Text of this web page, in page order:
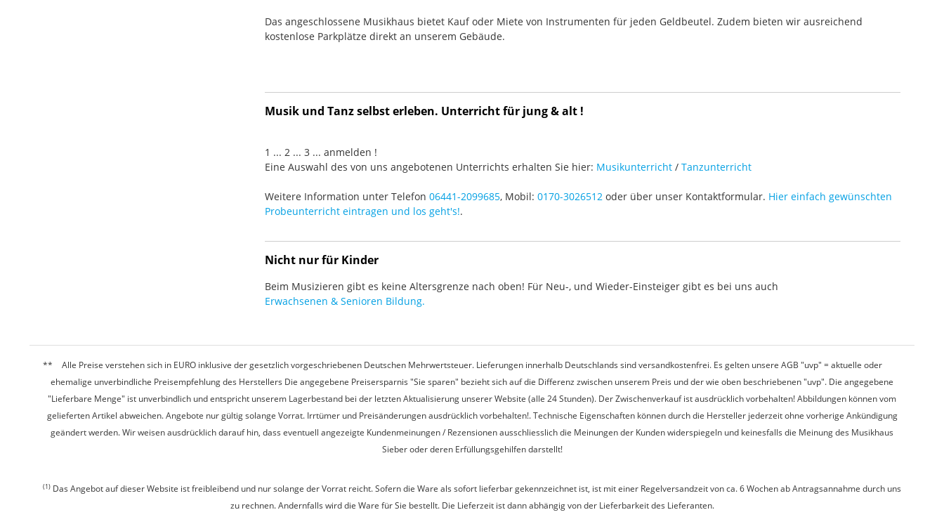
Das angeschlossene Musikhaus bietet Kauf oder Miete von Instrumenten für jeden Geldbeutel. Zudem bieten wir ausreichend
kostenlose Parkplätze direkt an unserem Gebäude.
Musik und Tanz selbst erleben. Unterricht für jung & alt !
1 ... 2 ... 3 ... anmelden !
Eine Auswahl des von uns angebotenen Unterrichts erhalten Sie hier: Musikunterricht / Tanzunterricht
Weitere Information unter Telefon 06441-2099685, Mobil: 0170-3026512 oder über unser Kontaktformular. Hier einfach gewünschten
Probeunterricht eintragen und los geht's!.
Nicht nur für Kinder
Beim Musizieren gibt es keine Altersgrenze nach oben! Für Neu-, und Wieder-Einsteiger gibt es bei uns auch
Erwachsenen & Senioren Bildung.
Alle Preise verstehen sich in EURO inklusive der gesetzlich vorgeschriebenen Deutschen Mehrwertsteuer. Lieferungen innerhalb Deutschlands sind versandkostenfrei. Es gelten unsere AGB "uvp" = aktuelle oder
ehemalige unverbindliche Preisempfehlung des Herstellers Die angegebene Preisersparnis "Sie sparen" bezieht sich auf die Differenz zwischen unserem Preis und der wie oben beschriebenen "uvp". Die angegebene
"Lieferbare Menge" ist unverbindlich und entspricht unserem Lagerbestand bei der letzten Aktualisierung unserer Website (alle 24 Stunden). Der Zwischenverkauf ist ausdrücklich vorbehalten! Abbildungen können vom
gelieferten Artikel abweichen. Angebote nur gültig solange Vorrat. Irrtümer und Preisänderungen ausdrücklich vorbehalten!. Technische Eigenschaften können durch die Hersteller jederzeit ohne vorherige Ankündigung
geändert werden. Wir weisen ausdrücklich darauf hin, dass eventuell angezeigte Kundenmeinungen / Rezensionen ausschliesslich die Meinungen der Kunden widerspiegeln und keinesfalls die Meinung des Musikhaus
Sieber oder deren Erfüllungsgehilfen darstellt!
(1) Das Angebot auf dieser Website ist freibleibend und nur solange der Vorrat reicht. Sofern die Ware als sofort lieferbar gekennzeichnet ist, ist mit einer Regelversandzeit von ca. 6 Wochen ab Antragsannahme durch uns
zu rechnen. Andernfalls wird die Ware für Sie bestellt. Die Lieferzeit ist dann abhängig von der Lieferbarkeit des Lieferanten.